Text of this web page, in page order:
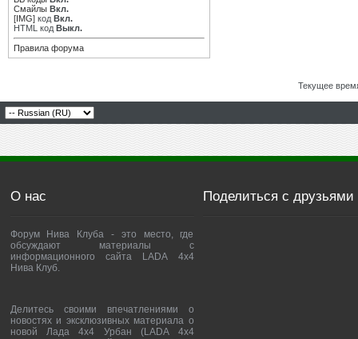
Смайлы Вкл.
[IMG] код Вкл.
HTML код Выкл.
Правила форума
Текущее
О нас
Форум Нива Клуба - это место, где
обсуждают материалы с
информационного сайта LADA 4x4
Нива Клуб.
Делитесь своими впечатлениями о
новостях и эксклюзивных материала о
новой Лада 4х4 Урбан (LADA 4x4
Поделиться с друзьями